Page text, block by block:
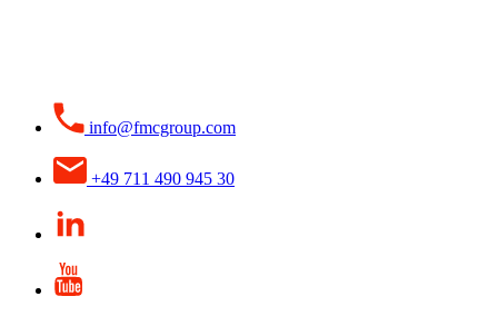
info@fmcgroup.com
+49 711 490 945 30